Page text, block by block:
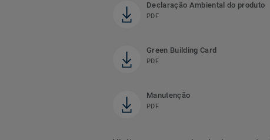
Declaração Ambiental do produto
PDF
Green Building Card
PDF
Manutenção
PDF